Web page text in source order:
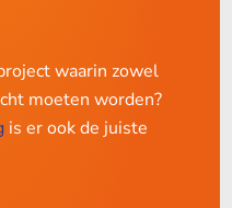
waarin zowel
moeten worden?
is er ook de juiste